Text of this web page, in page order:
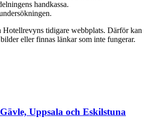
handkassa.
Hotellrevyns tidigare webbplats. Därför kan
eller finnas länkar som inte fungerar.
Uppsala och Eskilstuna